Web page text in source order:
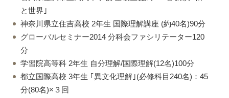
と世界｣
神奈川県立住吉高校 2年生 国際理解講座 (約40名)90分
グローバルセミナー2014 分科会ファシリテーター120
分
学習院高等科 2年生 自分理解/国際理解(12名)100分
都立国際高校 3年生 ｢異文化理解｣(必修科目240名)：45
分(80名)×３回